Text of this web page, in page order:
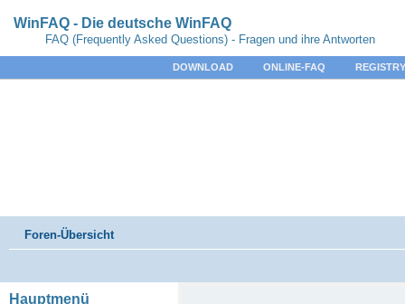
WinFAQ - Die deutsche WinFAQ
FAQ (Frequently Asked Questions) - Fragen und ihre Antworten
DOWNLOAD ONLINE-FAQ
Foren-Übersicht
Hauptmenü